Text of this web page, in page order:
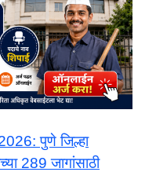
पुणे जिल्हा
289 जागांसाठी